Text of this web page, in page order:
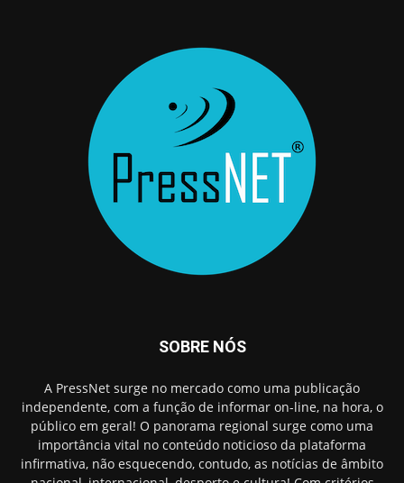
SOBRE NÓS
A PressNet surge no mercado como uma publicação
independente, com a função de informar on-line, na hora, o
público em geral! O panorama regional surge como uma
importância vital no conteúdo noticioso da plataforma
infirmativa, não esquecendo, contudo, as notícias de âmbito